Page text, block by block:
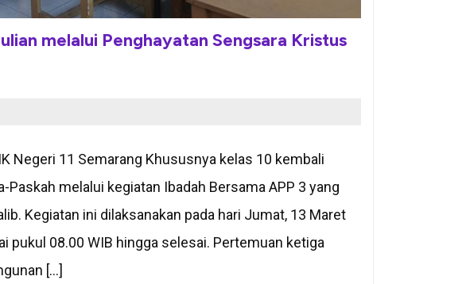
melalui Penghayatan Sengsara Kristus
Negeri 11 Semarang Khususnya kelas 10 kembali
melalui kegiatan Ibadah Bersama APP 3 yang
Kegiatan ini dilaksanakan pada hari Jumat, 13 Maret
pukul 08.00 WIB hingga selesai. Pertemuan ketiga
[…]